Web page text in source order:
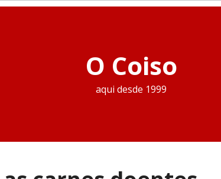
O Coiso
aqui desde 1999